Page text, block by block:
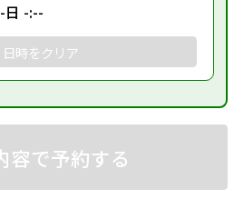
日 -:--
日時をクリア
容で予約する